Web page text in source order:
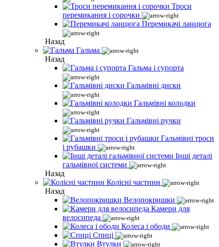
Троси
перемикання і сорочки
Перемикачі ланцюга
Назад
Гальма
Назад
Гальма і супорта
Гальмівні диски
Гальмівні колодки
Гальмівні ручки
Гальмівні троси
і рубашки
Інші деталі
гальмівної системи
Назад
Колісні частини
Назад
Велопокришки
Камери для
велосипеда
Колеса і ободи
Спиці
Втулки